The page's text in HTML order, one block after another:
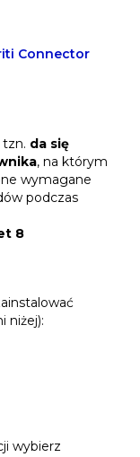
Connector
tzn. da się
, na którym
wymagane
podczas
8
niżej):
wybierz